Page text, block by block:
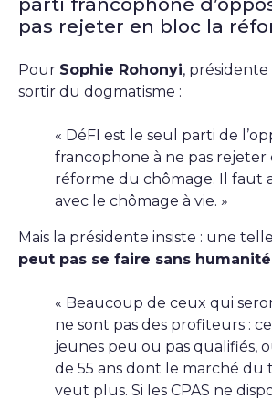
pas rejeter en bloc la
Pour Sophie Rohonyi,
sortir du dogmatisme :
« DéFI est le seul parti de
francophone à ne pas rejeter
réforme du chômage. Il faut
avec le chômage à vie. »
Mais la présidente insiste : une
peut pas se faire sans
« Beaucoup de ceux qui
ne sont pas des profiteurs :
jeunes peu ou pas qualifiés,
de 55 ans dont le marché du
veut plus. Si les CPAS ne